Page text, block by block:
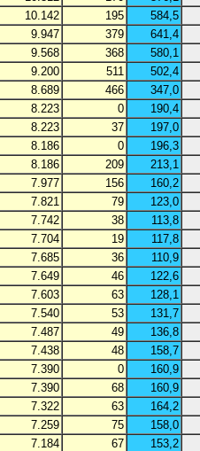
10.142 195
584,5
9.947 379
641,4
9.568 368
580,1
9.200 511
502,4
8.689 466
347,0
8.223 0
190,4
8.223 37
197,0
8.186 0
196,3
8.186 209
213,1
7.977 156
160,2
7.821 79
123,0
7.742 38
113,8
7.704 19
117,8
7.685 36
110,9
7.649 46
122,6
7.603 63
128,1
7.540 53
131,7
7.487 49
136,8
7.438 48
158,7
7.390 0
160,9
7.390 68
160,9
7.322 63
164,2
7.259 75
158,0
7.184 67
153,2